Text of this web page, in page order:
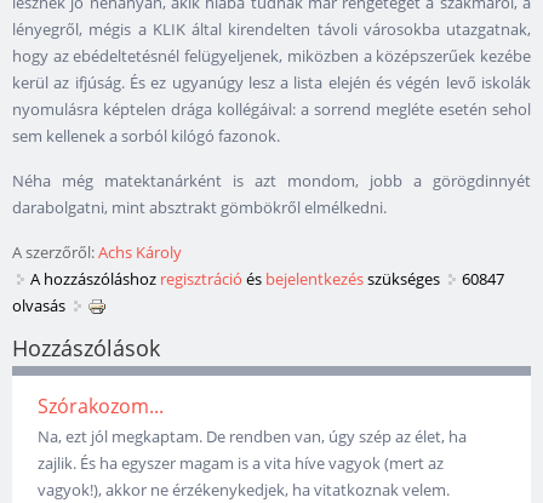
lényegről, mégis a KLIK által kirendelten távoli városokba utazgatnak,
hogy az ebédeltetésnél felügyeljenek, miközben a középszerűek kezébe
kerül az ifjúság. És ez ugyanúgy lesz a lista elején és végén levő iskolák
nyomulásra képtelen drága kollégáival: a sorrend megléte esetén sehol
sem kellenek a sorból kilógó fazonok.
Néha még matektanárként is azt mondom, jobb a görögdinnyét
darabolgatni, mint absztrakt gömbökről elmélkedni.
A szerzőről:Achs Károly
A hozzászóláshoz regisztráció és bejelentkezésszükséges
60847
olvasás
Hozzászólások
Szórakozom...
Na, ezt jól megkaptam. De rendben van, úgy szép az élet, ha
zajlik. És ha egyszer magam is a vita híve vagyok (mert az
vagyok!), akkor ne érzékenykedjek, ha vitatkoznak velem.